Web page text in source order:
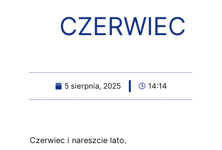
CZERWIEC
5 sierpnia, 2025 14:14
Czerwiec i nareszcie lato.